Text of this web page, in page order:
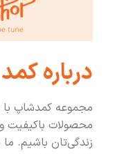
درباره
مجموعه کمدشاپ
محصولات باکیفیت
زندگی‌تان باشیم. ما